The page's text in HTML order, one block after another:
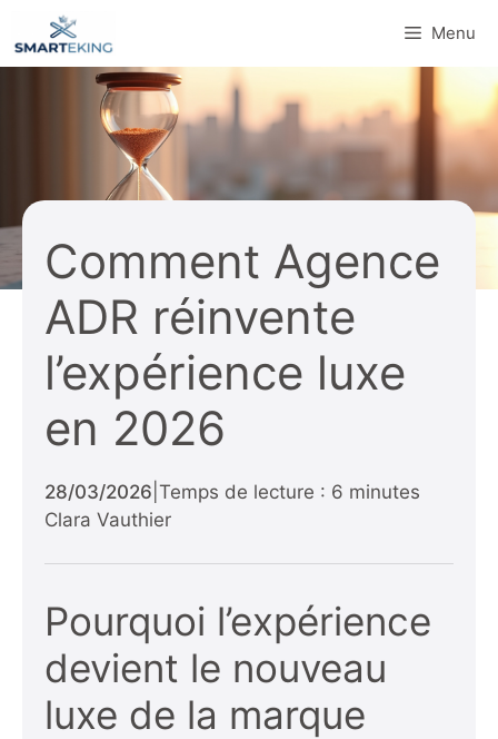
au
contenu
Menu
Comment Agence
ADR réinvente
l’expérience luxe
en 2026
28/03/2026 Temps de lecture : 6 minutes
Clara Vauthier
Pourquoi l’expérience
devient le nouveau
luxe de la marque